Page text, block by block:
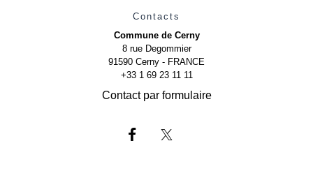
Contacts
Commune de Cerny
8 rue Degommier
91590 Cerny - FRANCE
+33 1 69 23 11 11
Contact par formulaire